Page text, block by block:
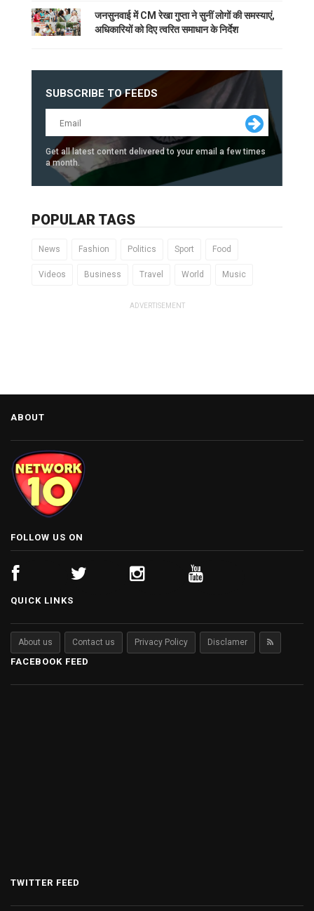
जनसुनवाई में CM रेखा गुप्ता ने सुनीं लोगों की समस्याएं,
अधिकारियों को दिए त्वरित समाधान के निर्देश
SUBSCRIBE TO FEEDS
Get all latest content delivered to your email a few times
a month.
POPULAR TAGS
News Fashion Politics Sport Food
Videos Business Travel World Music
ADVERTISEMENT
ABOUT
FOLLOW US ON
QUICK LINKS
About us Contact us Privacy Policy Disclamer
FACEBOOK FEED
TWITTER FEED